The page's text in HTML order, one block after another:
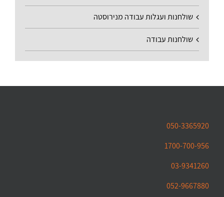
שולחנות ועגלות עבודה מנירוסטה
שולחנות עבודה
050-3365920
1700-700-956
03-9341260
052-9667880